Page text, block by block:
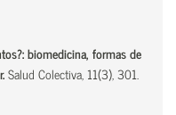
biomedicina, formas de
Salud Colectiva, 11(3), 301.